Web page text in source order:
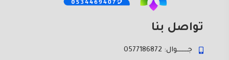
تواصل بنا
جـــــــوال: 0577186872